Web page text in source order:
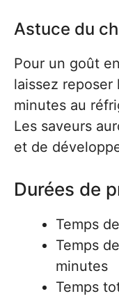
Astuce du
Pour un goût
laissez
minutes au
Les saveurs
et de
Durées de
Temps
Temps
minutes
Temps